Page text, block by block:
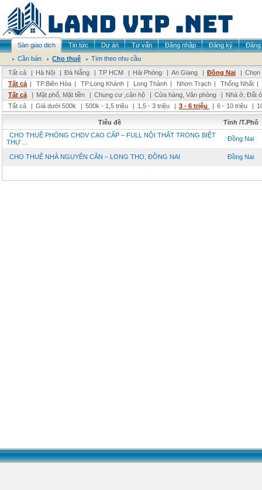
Sàn giao dịch Tin tức Dự án Tư vấn Đăng nhập Đăng ký
Đăng
Cần bán
Cho thuê
Tìm theo nhu cầu
Tất cả
| Hà Nội | Đà Nẵng | TP HCM | Hải Phòng | An Giang | Đồng Nai | Chọn
Tất cả | TP.Biên Hòa | TP.Long Khánh | Long Thành | Nhơn Trạch | Thống Nhất |
Tất cả
| Mặt phố, Mặt tiền | Chung cư ,căn hộ | Cửa hàng, Văn phòng | Nhà ở, Đất ở
Tất cả
| Giá dưới 500k | 500k - 1,5 triệu | 1,5 - 3 triệu | 3 - 6 triệu | 6 - 10 triệu |
Tiêu đề
Tỉnh /T.Phố
CHO THUÊ PHÒNG CHDV CAO CẤP – FULL NỘI THẤT TRONG BIỆT
THỰ ...
Đồng Nai
CHO THUÊ NHÀ NGUYÊN CĂN – LONG THỌ, ĐỒNG NAI Đồng Nai